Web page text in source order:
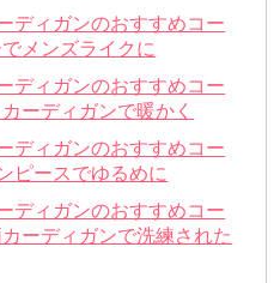
ディガンのおすすめコー
メンズライクに
ディガンのおすすめコー
ーディガンで暖かく
ディガンのおすすめコー
ピースでゆるめに
ディガンのおすすめコー
ーディガンで洗練された